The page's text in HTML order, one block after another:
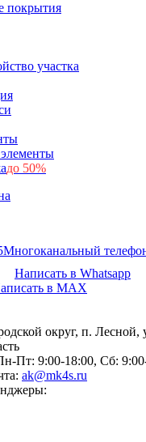
покрытия
участка
до 50%
Многоканальный
Написать в Whatsapp
в MAX
округ, п. Лесной,
Пт: 9:00-18:00, Сб:
ak@mk4s.ru